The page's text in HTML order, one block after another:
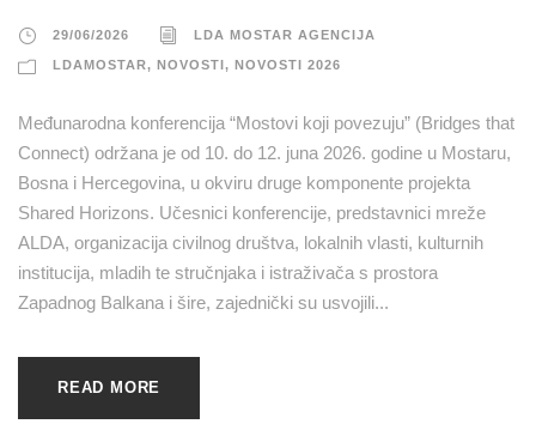
29/06/2026 LDA MOSTAR AGENCIJA
LDAMOSTAR, NOVOSTI, NOVOSTI 2026
Međunarodna konferencija “Mostovi koji povezuju” (Bridges that
Connect) održana je od 10. do 12. juna 2026. godine u Mostaru,
Bosna i Hercegovina, u okviru druge komponente projekta
Shared Horizons. Učesnici konferencije, predstavnici mreže
ALDA, organizacija civilnog društva, lokalnih vlasti, kulturnih
institucija, mladih te stručnjaka i istraživača s prostora
Zapadnog Balkana i šire, zajednički su usvojili...
READ MORE